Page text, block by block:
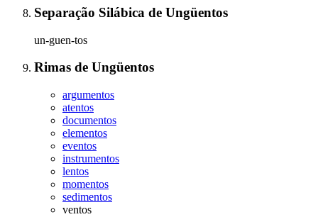
Separação Silábica de Ungüentos
un-guen-tos
Rimas de Ungüentos
argumentos
atentos
documentos
elementos
eventos
instrumentos
lentos
momentos
sedimentos
ventos